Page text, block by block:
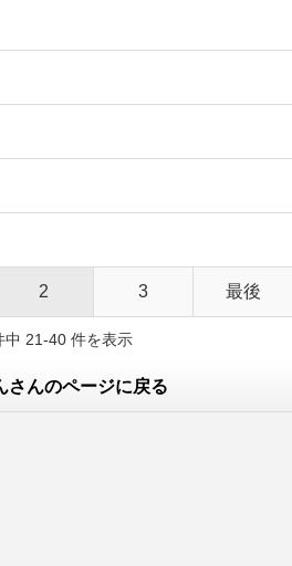
2 3 最後
中 21-40 件を表示
さんのページに戻る